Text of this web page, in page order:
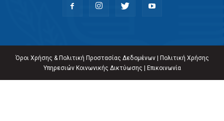
Όροι Χρήσης & Πολιτική Προστασίας Δεδομένων|
Πολιτική Χρήσης
Υπηρεσιών Κοινωνικής Δικτύωσης
Επικοινωνία